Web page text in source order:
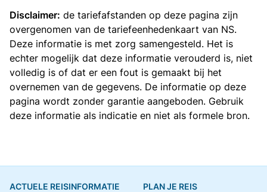
Disclaimer: de tariefafstanden op deze pagina zijn
overgenomen van de tariefeenhedenkaart van NS.
Deze informatie is met zorg samengesteld. Het is
echter mogelijk dat deze informatie verouderd is, niet
volledig is of dat er een fout is gemaakt bij het
overnemen van de gegevens. De informatie op deze
pagina wordt zonder garantie aangeboden. Gebruik
deze informatie als indicatie en niet als formele bron.
ACTUELE REISINFORMATIE PLAN JE REIS